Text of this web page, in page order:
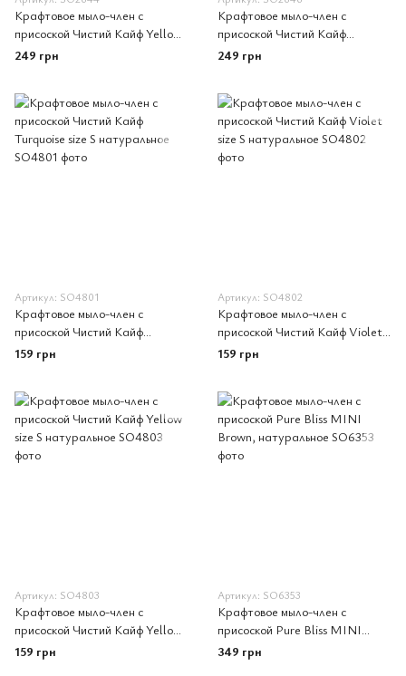
Крафтовое мыло-член с
присоской Чистий Кайф Yellow
size L, натуральное
249 грн
Крафтовое мыло-член с
присоской Чистий Кайф
Turquoise size L, натуральное
249 грн
Артикул: SO4801
Крафтовое мыло-член с
присоской Чистий Кайф
Turquoise size S натуральное
159 грн
Артикул: SO4802
Крафтовое мыло-член с
присоской Чистий Кайф Violet
size S натуральное
159 грн
Артикул: SO4803
Крафтовое мыло-член с
присоской Чистий Кайф Yellow
size S натуральное
159 грн
Артикул: SO6353
Крафтовое мыло-член с
присоской Pure Bliss MINI
Brown, натуральное
349 грн